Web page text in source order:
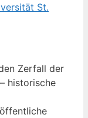
St.
Zerfall der
historische